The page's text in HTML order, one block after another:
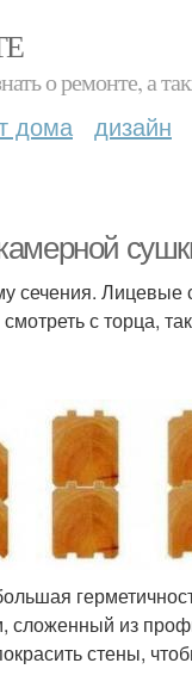
о ремонте, а
дома дизайн
Лицевые
с торца,
из
стены,